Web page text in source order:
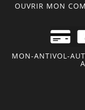
OUVRIR MON
MON-ANTIVOL-